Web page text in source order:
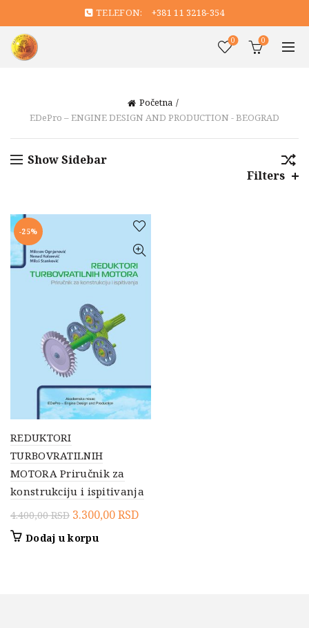
TELEFON: +381 11 3218-354
0 0
Početna
EDePro – ENGINE DESIGN AND PRODUCTION - BEOGRAD
Show Sidebar
Filters
-25%
REDUKTORI
TURBOVRATILNIH
MOTORA Priručnik za
konstrukciju i ispitivanja
4.400,00RSD Originalna
3.300,00RSDTrenutna
Dodaj u korpu